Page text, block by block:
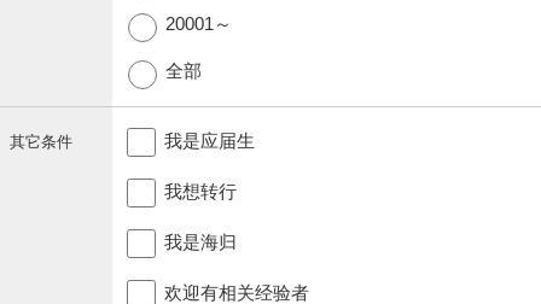
20001～
全部
其它条件 我是应届生
我想转行
我是海归
欢迎有相关经验者